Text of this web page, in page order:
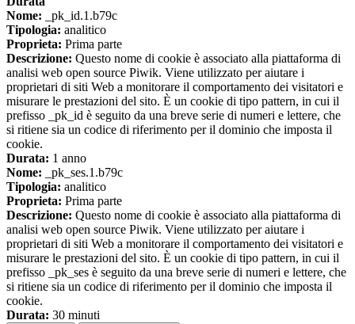
Nome: _pk_id.1.b79c
Tipologia: analitico
Proprieta: Prima parte
Descrizione: Questo nome di cookie è associato alla piattaforma di
analisi web open source Piwik. Viene utilizzato per aiutare i
proprietari di siti Web a monitorare il comportamento dei visitatori e
misurare le prestazioni del sito. È un cookie di tipo pattern, in cui il
prefisso _pk_id è seguito da una breve serie di numeri e lettere, che
si ritiene sia un codice di riferimento per il dominio che imposta il
cookie.
Durata: 1 anno
Nome: _pk_ses.1.b79c
Tipologia: analitico
Proprieta: Prima parte
Descrizione: Questo nome di cookie è associato alla piattaforma di
analisi web open source Piwik. Viene utilizzato per aiutare i
proprietari di siti Web a monitorare il comportamento dei visitatori e
misurare le prestazioni del sito. È un cookie di tipo pattern, in cui il
prefisso _pk_ses è seguito da una breve serie di numeri e lettere, che
si ritiene sia un codice di riferimento per il dominio che imposta il
cookie.
Durata: 30 minuti